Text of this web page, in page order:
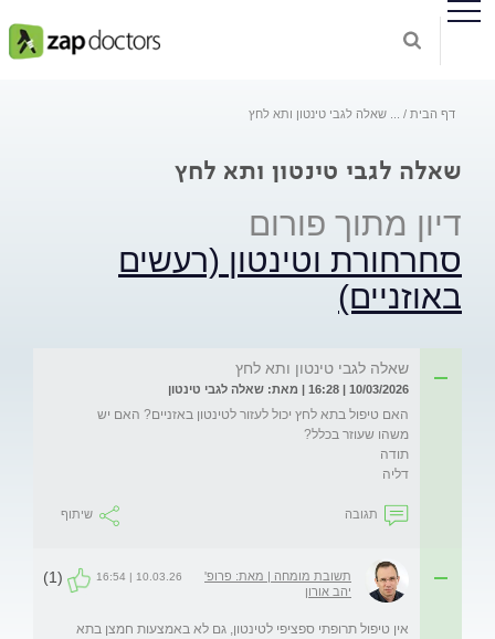
דף הבית שאלה לגבי טינטון ותא לחץ
שאלה לגבי טינטון ותא לחץ
דיון מתוך פורום
סחרחורת וטינטון (רעשים
באוזניים)
שאלה לגבי טינטון ותא לחץ
10/03/2026 | 16:28 | מאת: שאלה לגבי טינטון
האם טיפול בתא לחץ יכול לעזור לטינטון באזניים? האם יש
דליה
תגובה שיתוף
תשובת מומחה | מאת: פרופ'
יהב אורון
10.03.26 | 16:54
(1)
אין טיפול תרופתי ספציפי לטינטון, גם לא באמצעות חמצן בתא